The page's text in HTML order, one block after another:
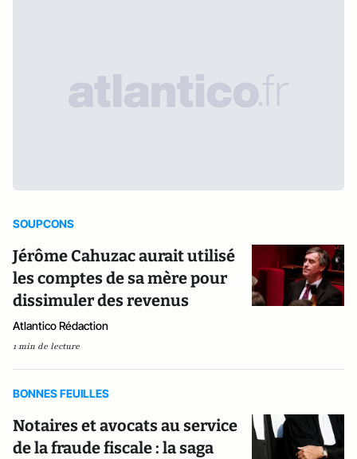
SOUPCONS
Jérôme Cahuzac aurait utilisé
les comptes de sa mère pour
dissimuler des revenus
Atlantico Rédaction
1 min de lecture
BONNES FEUILLES
Notaires et avocats au service
de la fraude fiscale : la saga